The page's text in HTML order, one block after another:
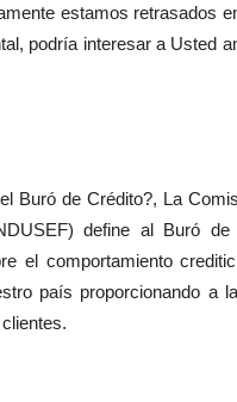
estamos retrasados
podría interesar a Usted
de Crédito?, La
define al Buró
el comportamiento
país proporcionando a